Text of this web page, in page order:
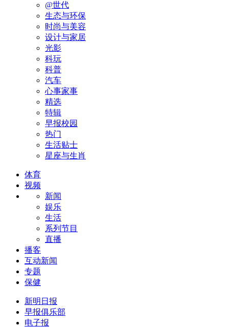
@世代
生态与环保
时尚与美容
设计与家居
光影
科玩
科普
汽车
心事家事
精选
特辑
早报校园
热门
生活贴士
星座与生肖
体育
视频
新闻
娱乐
生活
系列节目
直播
播客
互动新闻
专题
保健
新明日报
早报俱乐部
电子报